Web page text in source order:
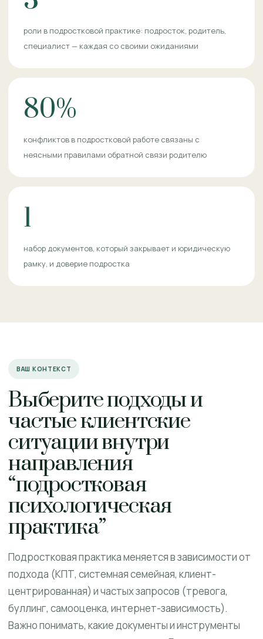
роли в подростковой практике: подросток, родитель,
специалист — каждая со своими ожиданиями
80%
конфликтов в подростковой работе связаны с
неясными правилами обратной связи родителю
1
набор документов, который закрывает и юридическую
рамку, и доверие подростка
ВАШ КОНТЕКСТ
Выберите подходы и
частые клиентские
ситуации внутри
направления
“подростковая
психологическая
практика”
Подростковая практика меняется в зависимости от
подхода (КПТ, системная семейная, клиент-
центрированная) и частых запросов (тревога,
буллинг, самооценка, интернет-зависимость).
Важно понимать, какие документы и инструменты